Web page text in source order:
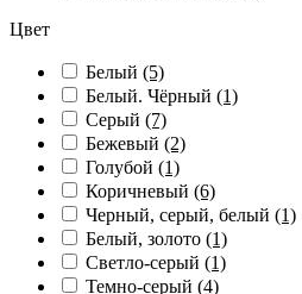
Цвет
Белый (5)
Белый. Чёрный (1)
Серый (7)
Бежевый (2)
Голубой (1)
Коричневый (6)
Черный, серый, белый (1)
Белый, золото (1)
Светло-серый (1)
Темно-серый (4)